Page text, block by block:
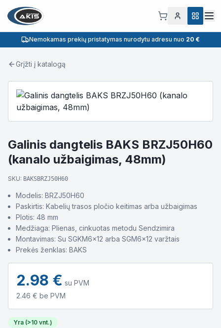
Nemokamas prekių pristatymas nurodytu adresu nuo 20 €
Grįžti į katalogą
Galinis dangtelis BAKS BRZJ50H60
(kanalo užbaigimas, 48mm)
SKU: BAKSBRZJ50H60
Modelis: BRZJ50H60
Paskirtis: Kabelių trasos pločio keitimas arba užbaigimas
Plotis: 48 mm
Medžiaga: Plienas, cinkuotas metodu Sendzimira
Montavimas: Su SGKM6x12 arba SGM6x12 varžtais
Prekės ženklas: BAKS
2.98 € su PVM
2.46 € be PVM
Yra (>10 vnt.)